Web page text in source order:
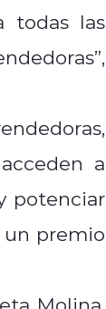
todas las
a
potenciar
un premio